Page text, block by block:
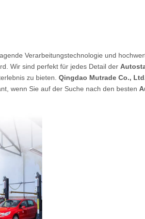
Verarbeitungstechnologie und
Wir sind perfekt für jedes Detail der
zu bieten. Qingdao Mutrade Co.,
wenn Sie auf der Suche nach den besten